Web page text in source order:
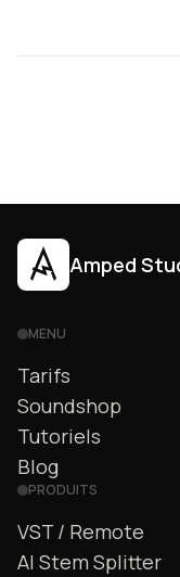
Amped
MENU
Tarifs
Soundshop
Tutoriels
Blog
PRODUITS
VST / Remote
AI Stem Splitter